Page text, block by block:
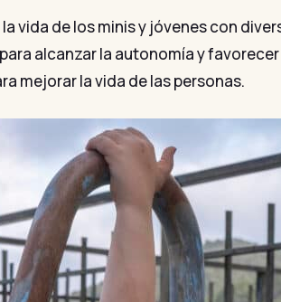
vida de los minis y jóvenes con
alcanzar la autonomía y
mejorar la vida de las personas.